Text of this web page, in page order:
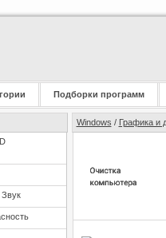
Подборки программ
Windows / Графика и